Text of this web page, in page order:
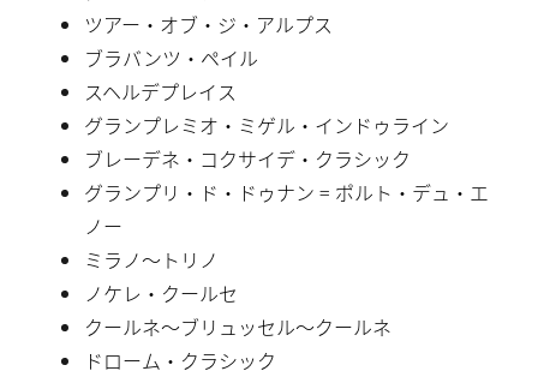
ツアー・オブ・ジ・アルプス
ブラバンツ・ペイル
スヘルデプレイス
グランプレミオ・ミゲル・インドゥライン
ブレーデネ・コクサイデ・クラシック
グランプリ・ド・ドゥナン = ポルト・デュ・エ
ノー
ミラノ〜トリノ
ノケレ・クールセ
クールネ〜ブリュッセル〜クールネ
ドローム・クラシック